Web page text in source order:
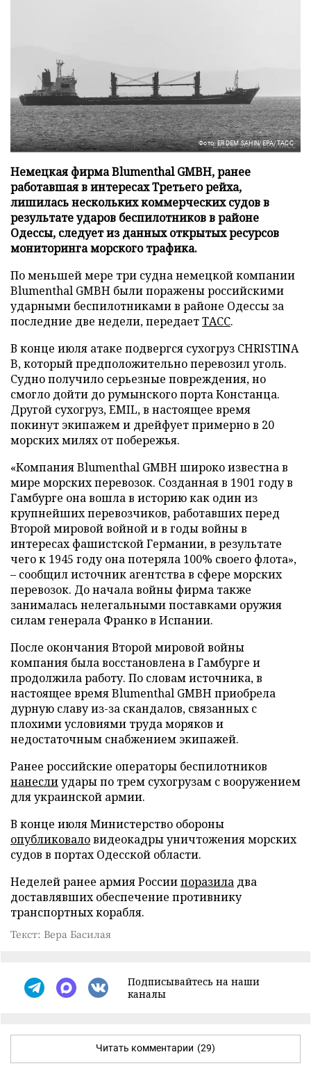
Фото: ERDEM SAHIN/EPA/ТАСС
Немецкая фирма Blumenthal GMBH, ранее
работавшая в интересах Третьего рейха,
лишилась нескольких коммерческих судов в
результате ударов беспилотников в районе
Одессы, следует из данных открытых ресурсов
мониторинга морского трафика.
По меньшей мере три судна немецкой компании
Blumenthal GMBH были поражены российскими
ударными беспилотниками в районе Одессы за
последние две недели, передаетТАСС.
В конце июля атаке подвергся сухогруз CHRISTINA
B, который предположительно перевозил уголь.
Судно получило серьезные повреждения, но
смогло дойти до румынского порта Констанца.
Другой сухогруз, EMIL, в настоящее время
покинут экипажем и дрейфует примерно в 20
морских милях от побережья.
«Компания Blumenthal GMBH широко известна в
мире морских перевозок. Созданная в 1901 году в
Гамбурге она вошла в историю как один из
крупнейших перевозчиков, работавших перед
Второй мировой войной и в годы войны в
интересах фашистской Германии, в результате
чего к 1945 году она потеряла 100% своего флота»,
– сообщил источник агентства в сфере морских
перевозок. До начала войны фирма также
занималась нелегальными поставками оружия
силам генерала Франко в Испании.
После окончания Второй мировой войны
компания была восстановлена в Гамбурге и
продолжила работу. По словам источника, в
настоящее время Blumenthal GMBH приобрела
дурную славу из-за скандалов, связанных с
плохими условиями труда моряков и
недостаточным снабжением экипажей.
Ранее российские операторы беспилотников
нанеслиудары по трем сухогрузам с вооружением
для украинской армии.
В конце июля Министерство обороны
опубликоваловидеокадры уничтожения морских
судов в портах Одесской области.
Неделей ранее армия Россиипоразила два
доставлявших обеспечение противнику
транспортных корабля.
Текст: Вера Басилая
Подписывайтесь на наши
каналы
Читать комментарии (29)